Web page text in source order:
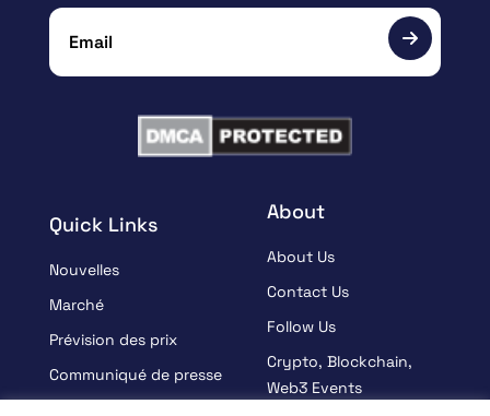
Quick Links
Nouvelles
Marché
Prévision des prix
Communiqué de presse
About
About Us
Contact Us
Follow Us
Crypto, Blockchain,
Web3 Events